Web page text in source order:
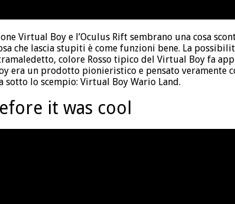
Virtual Boy e l’Oculus Rift sembrano una cosa
che lascia stupiti è come funzioni bene. La
colore Rosso tipico del Virtual Boy fa
era un prodotto pionieristico e pensato veramente
sotto lo scempio: Virtual Boy Wario Land.
it was cool